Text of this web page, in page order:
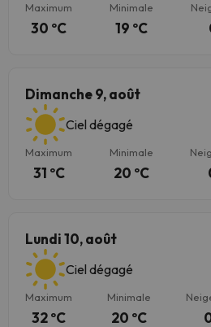
Maximum
30 ºC
Minimale
19 ºC
Dimanche 9, août
Ciel dégagé
Maximum
31 ºC
Minimale
20 ºC
Lundi 10, août
Ciel dégagé
Maximum
32 ºC
Minimale
20 ºC